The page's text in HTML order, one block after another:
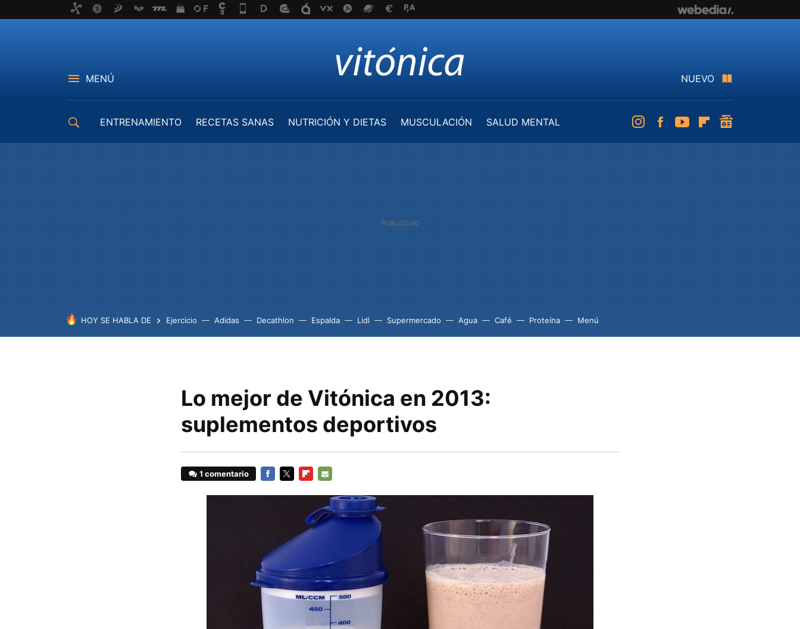
MENÚ NUEVO
ENTRENAMIENTO RECETAS SANAS NUTRICIÓN Y DIETAS MUSCULACIÓN
SALUD MENTAL
InstagramFacebookYoutubeFlipboard
HOY SE HABLA DE Ejercicio Adidas Decathlon Espalda Lidl Supermercado Agua Café Proteína Menú
Lo mejor de Vitónica en 2013:
suplementos deportivos
1 comentario
MAIL